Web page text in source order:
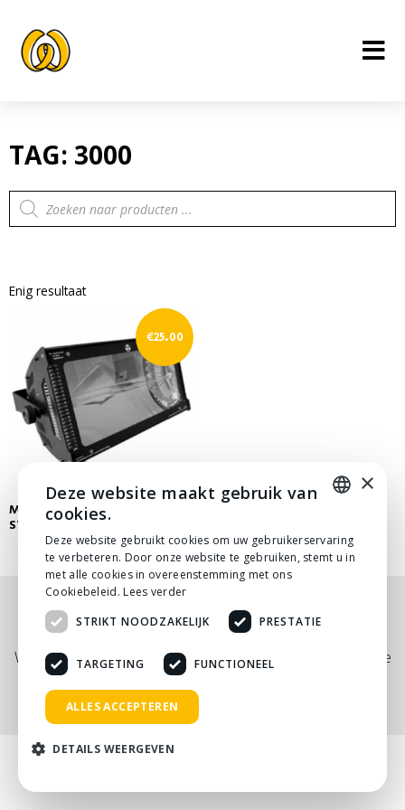
inhoud
TAG: 3000
Producten
zoeken
Enig resultaat
MARTIN ATOMIC 3000
STROBOSCOOP
€25.00
Nog niet helemaal gevonden wat je zocht? Bekijk
onze
contact
Wij adviseren je graag via telefoon, mail of tijdens een kopje
koffie!
DUTCH
×
Deze website maakt gebruik van
cookies.
Deze website gebruikt cookies om uw gebruikerservaring
te verbeteren. Door onze website te gebruiken, stemt u in
met alle cookies in overeenstemming met ons
Cookiebeleid. Lees verder
STRIKT NOODZAKELIJK
PRESTATIE
TARGETING FUNCTIONEEL
ALLES ACCEPTEREN
DETAILS WEERGEVEN